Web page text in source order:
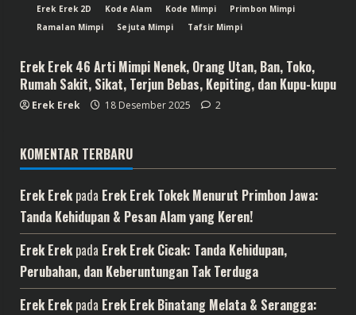
Erek Erek 2D
Kode Alam Kode Mimpi
Primbon Mimpi
Ramalan Mimpi
Sejuta Mimpi Tafsir Mimpi
Erek Erek 46 Arti Mimpi Nenek, Orang Utan, Ban, Toko,
Rumah Sakit, Sikat, Terjun Bebas, Kepiting, dan Kupu-kupu
Erek Erek 18 Desember 2025 2
KOMENTAR TERBARU
Erek Erekpada Erek Erek Tokek Menurut Primbon Jawa:
Tanda Kehidupan & Pesan Alam yang Keren!
Erek Erekpada Erek Erek Cicak: Tanda Kehidupan,
Perubahan, dan Keberuntungan Tak Terduga
Erek Erekpada Erek Erek Binatang Melata & Serangga: